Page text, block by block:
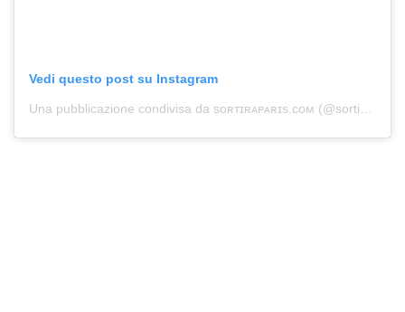
Vedi questo post su Instagram